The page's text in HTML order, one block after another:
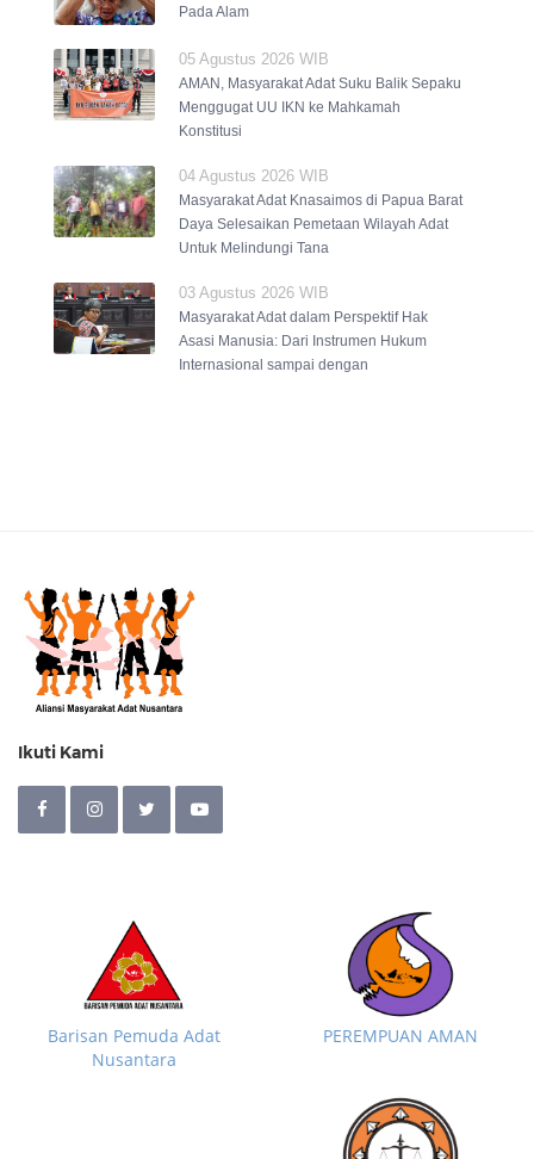
Pada Alam
05 Agustus 2026 WIB
AMAN, Masyarakat Adat Suku Balik Sepaku
Menggugat UU IKN ke Mahkamah
Konstitusi
04 Agustus 2026 WIB
Masyarakat Adat Knasaimos di Papua Barat
Daya Selesaikan Pemetaan Wilayah Adat
Untuk Melindungi Tana
03 Agustus 2026 WIB
Masyarakat Adat dalam Perspektif Hak
Asasi Manusia: Dari Instrumen Hukum
Internasional sampai dengan
Ikuti Kami
Barisan Pemuda Adat
Nusantara
PEREMPUAN AMAN